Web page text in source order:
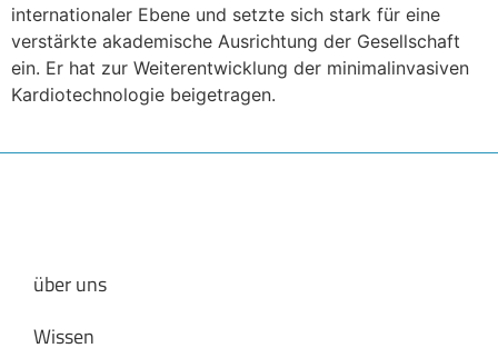
internationaler Ebene und setzte sich stark für eine
verstärkte akademische Ausrichtung der Gesellschaft
ein. Er hat zur Weiterentwicklung der minimalinvasiven
Kardiotechnologie beigetragen.
über uns
Wissen